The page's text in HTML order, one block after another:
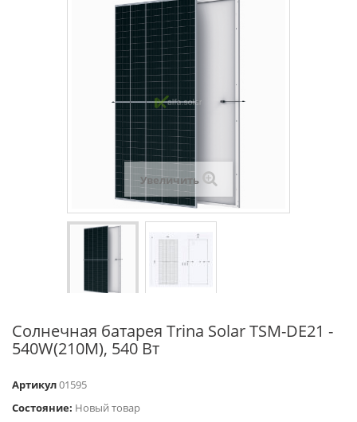
Увеличить
Солнечная батарея Trina Solar TSM-DE21 -
540W(210M), 540 Вт
Артикул01595
Состояние: Новый товар